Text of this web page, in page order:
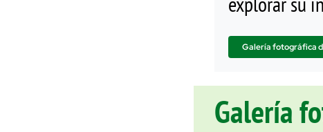
Galería fotográfica
Galería